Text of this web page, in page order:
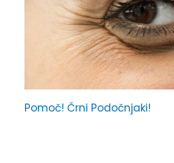
Pomoč! Črni Podočnjaki!